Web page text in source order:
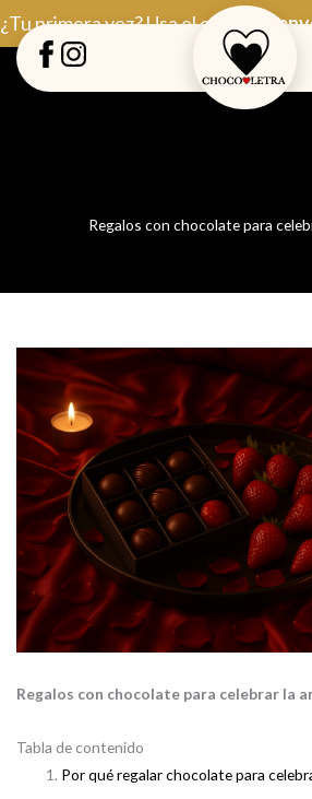
al
contenido
¿Tu primera vez? Usa el código
Regalos con chocolate para
Regalos con chocolate para celebrar la
Tabla de contenido
Por qué regalar chocolate para